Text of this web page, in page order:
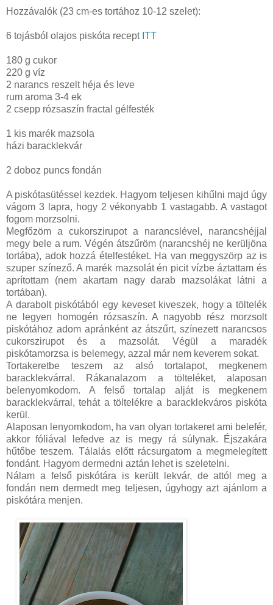
Hozzávalók (23 cm-es tortához 10-12 szelet):
6 tojásból olajos piskóta recept ITT
180 g cukor
220 g víz
2 narancs reszelt héja és leve
rum aroma 3-4 ek
2 csepp rózsaszín fractal gélfesték
1 kis marék mazsola
házi baracklekvár
2 doboz puncs fondán
A piskótasütéssel kezdek. Hagyom teljesen kihűlni majd úgy
vágom 3 lapra, hogy 2 vékonyabb 1 vastagabb. A vastagot
fogom morzsolni.
Megfőzöm a cukorszirupot a narancslével, narancshéjjal
megy bele a rum. Végén átszűröm (narancshéj ne kerüljöna
tortába), adok hozzá ételfestéket. Ha van meggyszörp az is
szuper színező. A marék mazsolát én picit vízbe áztattam és
aprítottam (nem akartam nagy darab mazsolákat látni a
tortában).
A darabolt piskótából egy keveset kiveszek, hogy a töltelék
ne legyen homogén rózsaszín. A nagyobb rész morzsolt
piskótához adom apránként az átszűrt, színezett narancsos
cukorszirupot és a mazsolát. Végül a maradék
piskótamorzsa is belemegy, azzal már nem keverem sokat.
Tortakeretbe teszem az alsó tortalapot, megkenem
baracklekvárral. Rákanalazom a tölteléket, alaposan
belenyomkodom. A felső tortalap alját is megkenem
baracklekvárral, tehát a töltelékre a baracklekváros piskóta
kerül.
Alaposan lenyomkodom, ha van olyan tortakeret ami belefér,
akkor fóliával lefedve az is megy rá súlynak. Éjszakára
hűtőbe teszem. Tálalás előtt rácsurgatom a megmelegített
fondánt. Hagyom dermedni aztán lehet is szeletelni.
Nálam a felső piskótára is került lekvár, de attól meg a
fondán nem dermedt meg teljesen, úgyhogy azt ajánlom a
piskótára menjen.